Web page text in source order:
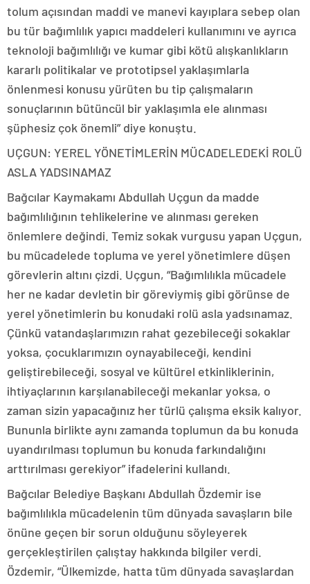
tolum açısından maddi ve manevi kayıplara sebep olan
bu tür bağımlılık yapıcı maddeleri kullanımını ve ayrıca
teknoloji bağımlılığı ve kumar gibi kötü alışkanlıkların
kararlı politikalar ve prototipsel yaklaşımlarla
önlenmesi konusu yürüten bu tip çalışmaların
sonuçlarının bütüncül bir yaklaşımla ele alınması
şüphesiz çok önemli” diye konuştu.
UÇGUN: YEREL YÖNETİMLERİN MÜCADELEDEKİ ROLÜ
ASLA YADSINAMAZ
Bağcılar Kaymakamı Abdullah Uçgun da madde
bağımlılığının tehlikelerine ve alınması gereken
önlemlere değindi. Temiz sokak vurgusu yapan Uçgun,
bu mücadelede topluma ve yerel yönetimlere düşen
görevlerin altını çizdi. Uçgun, “Bağımlılıkla mücadele
her ne kadar devletin bir göreviymiş gibi görünse de
yerel yönetimlerin bu konudaki rolü asla yadsınamaz.
Çünkü vatandaşlarımızın rahat gezebileceği sokaklar
yoksa, çocuklarımızın oynayabileceği, kendini
geliştirebileceği, sosyal ve kültürel etkinliklerinin,
ihtiyaçlarının karşılanabileceği mekanlar yoksa, o
zaman sizin yapacağınız her türlü çalışma eksik kalıyor.
Bununla birlikte aynı zamanda toplumun da bu konuda
uyandırılması toplumun bu konuda farkındalığını
arttırılması gerekiyor” ifadelerini kullandı.
Bağcılar Belediye Başkanı Abdullah Özdemir ise
bağımlılıkla mücadelenin tüm dünyada savaşların bile
önüne geçen bir sorun olduğunu söyleyerek
gerçekleştirilen çalıştay hakkında bilgiler verdi.
Özdemir, “Ülkemizde, hatta tüm dünyada savaşlardan